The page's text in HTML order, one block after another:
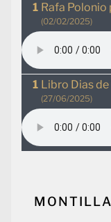
Rafa
(02/02/2025)
Libro Dias
(27/06/2025)